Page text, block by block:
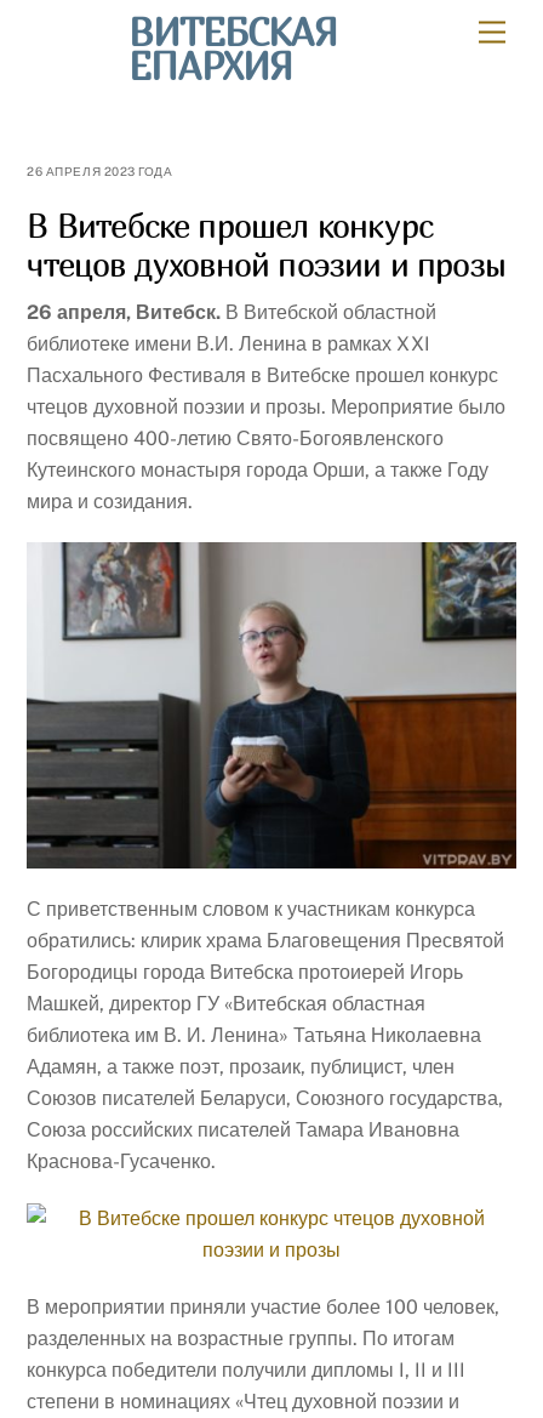
ВИТЕБСКАЯ
ЕПАРХИЯ
26 АПРЕЛЯ 2023 ГОДА
В Витебске прошел конкурс
чтецов духовной поэзии и прозы
26 апреля, Витебск. В Витебской областной
библиотеке имени В.И. Ленина в рамках XXI
Пасхального Фестиваля в Витебске прошел конкурс
чтецов духовной поэзии и прозы. Мероприятие было
посвящено 400-летию Свято-Богоявленского
Кутеинского монастыря города Орши, а также Году
мира и созидания.
С приветственным словом к участникам конкурса
обратились: клирик храма Благовещения Пресвятой
Богородицы города Витебска протоиерей Игорь
Машкей, директор ГУ «Витебская областная
библиотека им В. И. Ленина» Татьяна Николаевна
Адамян, а также поэт, прозаик, публицист, член
Союзов писателей Беларуси, Союзного государства,
Союза российских писателей Тамара Ивановна
Краснова-Гусаченко.
В мероприятии приняли участие более 100 человек,
разделенных на возрастные группы. По итогам
конкурса победители получили дипломы I, II и III
степени в номинациях «Чтец духовной поэзии и